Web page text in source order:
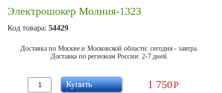
Электрошокер Молния-1323
Код товара: 54429
Доставка по Москве и Московской области: сегодня - завтра.
Доставка по регионам России: 2-7 дней.
1 750Р
Купить